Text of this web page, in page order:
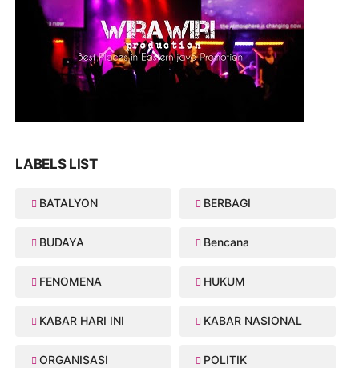
LABELS LIST
BATALYON BERBAGI
BUDAYA Bencana
FENOMENA HUKUM
KABAR HARI INI KABAR NASIONAL
ORGANISASI POLITIK